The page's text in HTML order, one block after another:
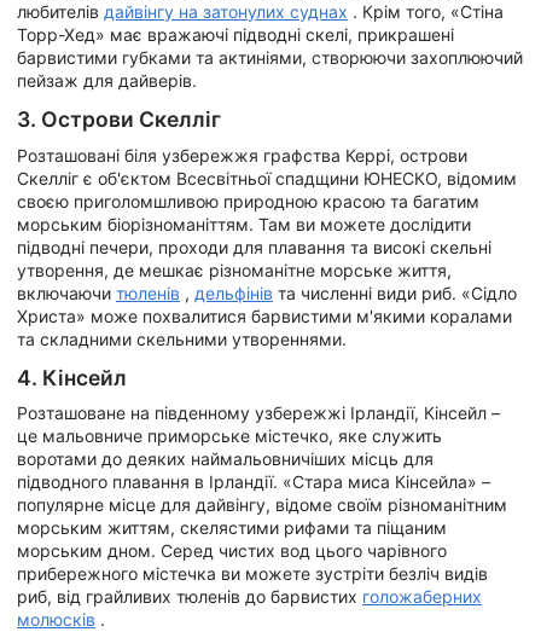
любителів дайвінгу на затонулих суднах . Крім того, «Стіна
Торр-Хед» має вражаючі підводні скелі, прикрашені
барвистими губками та актиніями, створюючи захоплюючий
пейзаж для дайверів.
3. Острови Скелліг
Розташовані біля узбережжя графства Керрі, острови
Скелліг є об'єктом Всесвітньої спадщини ЮНЕСКО, відомим
своєю приголомшливою природною красою та багатим
морським біорізноманіттям. Там ви можете дослідити
підводні печери, проходи для плавання та високі скельні
утворення, де мешкає різноманітне морське життя,
включаючи тюленів , дельфінів та численні види риб. «Сідло
Христа» може похвалитися барвистими м'якими коралами
та складними скельними утвореннями.
4. Кінсейл
Розташоване на південному узбережжі Ірландії, Кінсейл –
це мальовниче приморське містечко, яке служить
воротами до деяких наймальовничіших місць для
підводного плавання в Ірландії. «Стара миса Кінсейла» –
популярне місце для дайвінгу, відоме своїм різноманітним
морським життям, скелястими рифами та піщаним
морським дном. Серед чистих вод цього чарівного
прибережного містечка ви можете зустріти безліч видів
риб, від грайливих тюленів до барвистих голожаберних
молюсків .